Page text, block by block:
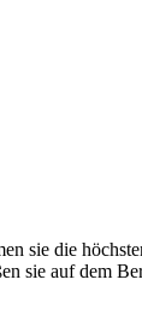
sie die
sie auf dem